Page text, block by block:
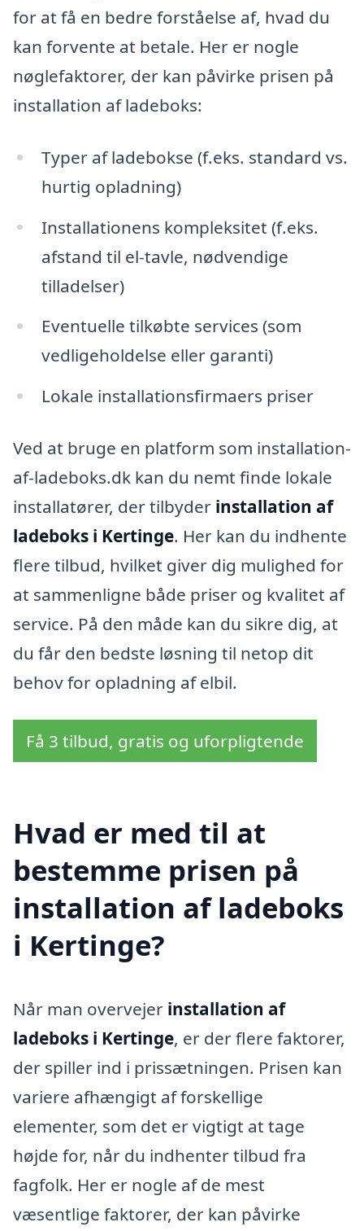
for at få en bedre forståelse af, hvad du
kan forvente at betale. Her er nogle
nøglefaktorer, der kan påvirke prisen på
installation af ladeboks:
Typer af ladebokse (f.eks. standard vs.
hurtig opladning)
Installationens kompleksitet (f.eks.
afstand til el-tavle, nødvendige
tilladelser)
Eventuelle tilkøbte services (som
vedligeholdelse eller garanti)
Lokale installationsfirmaers priser
Ved at bruge en platform som installation-
af-ladeboks.dk kan du nemt finde lokale
installatører, der tilbyder installation af
ladeboks i Kertinge. Her kan du indhente
flere tilbud, hvilket giver dig mulighed for
at sammenligne både priser og kvalitet af
service. På den måde kan du sikre dig, at
du får den bedste løsning til netop dit
behov for opladning af elbil.
Få 3 tilbud, gratis og uforpligtende
Hvad er med til at
bestemme prisen på
installation af ladeboks
i Kertinge?
Når man overvejer installation af
ladeboks i Kertinge, er der flere faktorer,
der spiller ind i prissætningen. Prisen kan
variere afhængigt af forskellige
elementer, som det er vigtigt at tage
højde for, når du indhenter tilbud fra
fagfolk. Her er nogle af de mest
væsentlige faktorer, der kan påvirke